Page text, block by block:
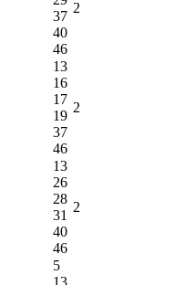
37
40
46
2
13
16
17
19
37
46
2
13
26
28
31
40
46
2
5
13